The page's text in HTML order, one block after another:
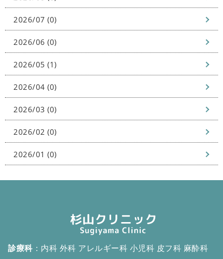
2026/07 (0)
2026/06 (0)
2026/05 (1)
2026/04 (0)
2026/03 (0)
2026/02 (0)
2026/01 (0)
診療科：内科 外科 アレルギー科 小児科 皮フ科 麻酔科